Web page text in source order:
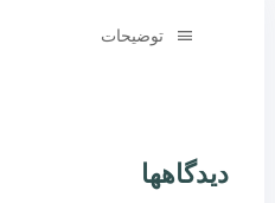
توضیحات
دیدگاهها